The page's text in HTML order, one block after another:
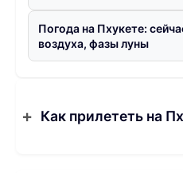
Погода на Пхукете:
воздуха, фазы луны
Как прилететь на